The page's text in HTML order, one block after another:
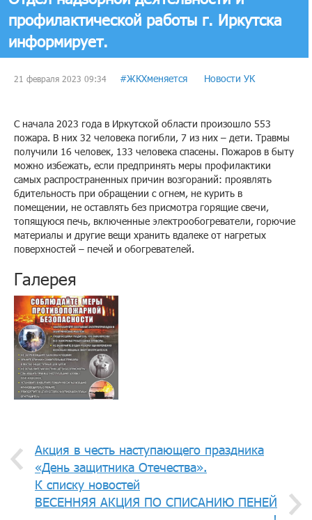
профилактической работы г. Иркутска
информирует.
21 февраля 2023 09:34 #ЖКХменяется Новости УК
С начала 2023 года в Иркутской области произошло 553
пожара. В них 32 человека погибли, 7 из них – дети. Травмы
получили 16 человек, 133 человека спасены. Пожаров в быту
можно избежать, если предпринять меры профилактики
самых распространенных причин возгораний: проявлять
бдительность при обращении с огнем, не курить в
помещении, не оставлять без присмотра горящие свечи,
топящуюся печь, включенные электрообогреватели, горючие
материалы и другие вещи хранить вдалеке от нагретых
поверхностей – печей и обогревателей.
Галерея
Акция в честь наступающего праздника
«День защитника Отечества».
К списку новостей
ВЕСЕННЯЯ АКЦИЯ ПО СПИСАНИЮ ПЕНЕЙ